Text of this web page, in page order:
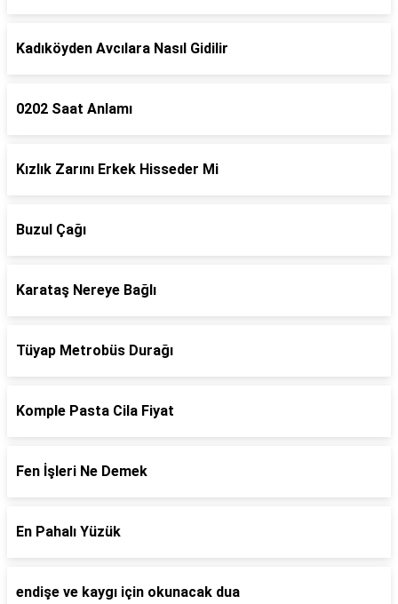
Kadıköyden Avcılara Nasıl Gidilir
0202 Saat Anlamı
Kızlık Zarını Erkek Hisseder Mi
Buzul Çağı
Karataş Nereye Bağlı
Tüyap Metrobüs Durağı
Komple Pasta Cila Fiyat
Fen İşleri Ne Demek
En Pahalı Yüzük
endişe ve kaygı için okunacak dua